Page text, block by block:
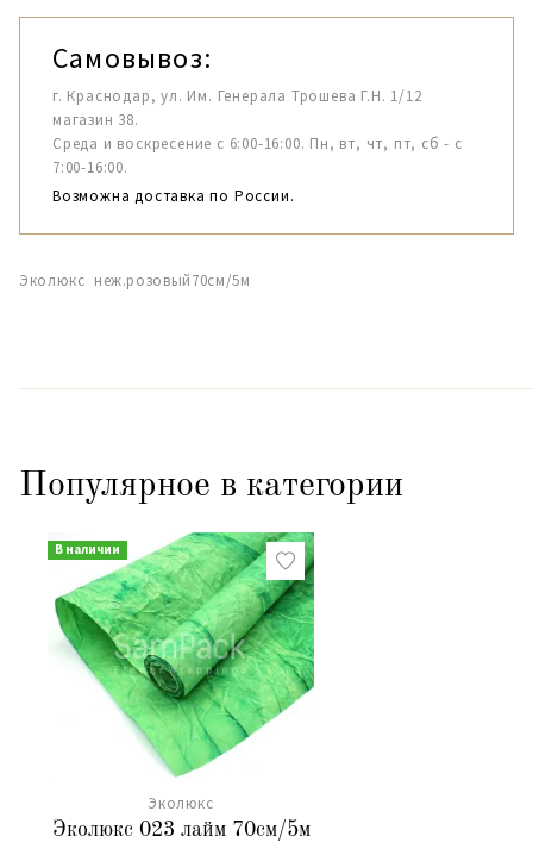
Самовывоз:
г. Краснодар, ул. Им. Генерала Трошева Г.Н. 1/12
магазин 38.
Среда и воскресение с 6:00-16:00. Пн, вт, чт, пт, сб - с
7:00-16:00.
Возможна доставка по России.
Эколюкс неж.розовый70см/5м
Популярное в категории
В наличии
Эколюкс
Эколюкс 023 лайм 70см/5м